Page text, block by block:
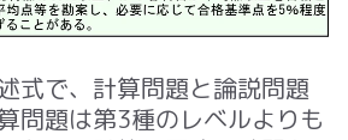
式で、計算問題と論説問題
問題は第3種のレベルよりも